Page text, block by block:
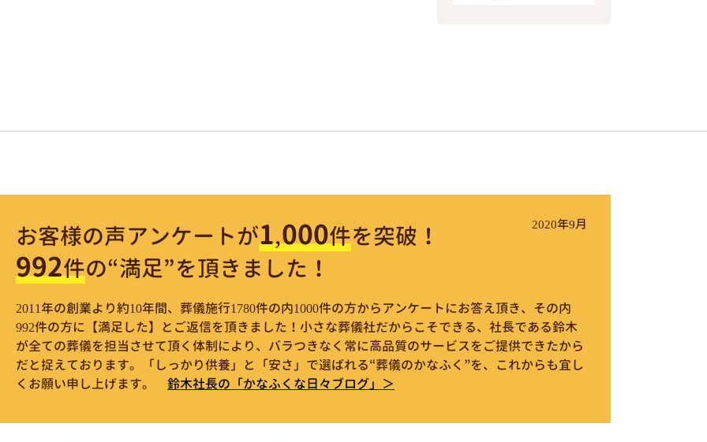
お客様の声アンケートが1,000件を突破！
992件の“満足”を頂きました！
2020年9月
2011年の創業より約10年間、葬儀施行1780件の内1000件の方からアンケートにお答え頂き、その内
992件の方に【満足した】とご返信を頂きました！小さな葬儀社だからこそできる、社長である鈴木
が全ての葬儀を担当させて頂く体制により、バラつきなく常に高品質のサービスをご提供できたから
だと捉えております。「しっかり供養」と「安さ」で選ばれる“葬儀のかなふく”を、これからも宜し
くお願い申し上げます。
鈴木社長の「かなふくな日々ブログ」＞